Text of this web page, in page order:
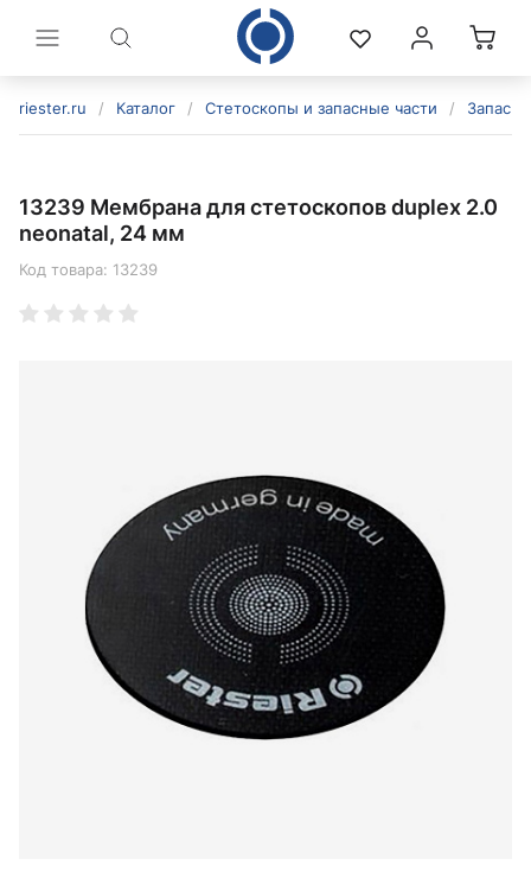
riester.ru / Каталог / Стетоскопы и запасные части /
13239 Мембрана для стетоскопов duplex 2.0
neonatal, 24 мм
Код товара: 13239